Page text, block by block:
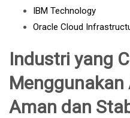
IBM Technology
Oracle Cloud
Industri yang
Menggunakan
Aman dan